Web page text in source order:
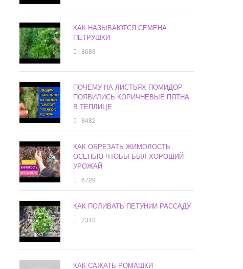
КАК НАЗЫВАЮТСЯ СЕМЕНА
ПЕТРУШКИ
8683
ПОЧЕМУ НА ЛИСТЬЯХ ПОМИДОР
ПОЯВИЛИСЬ КОРИЧНЕВЫЕ ПЯТНА
В ТЕПЛИЦЕ
8482
КАК ОБРЕЗАТЬ ЖИМОЛОСТЬ
ОСЕНЬЮ ЧТОБЫ БЫЛ ХОРОШИЙ
УРОЖАЙ
6729
КАК ПОЛИВАТЬ ПЕТУНИИ РАССАДУ
7340
КАК САЖАТЬ РОМАШКИ